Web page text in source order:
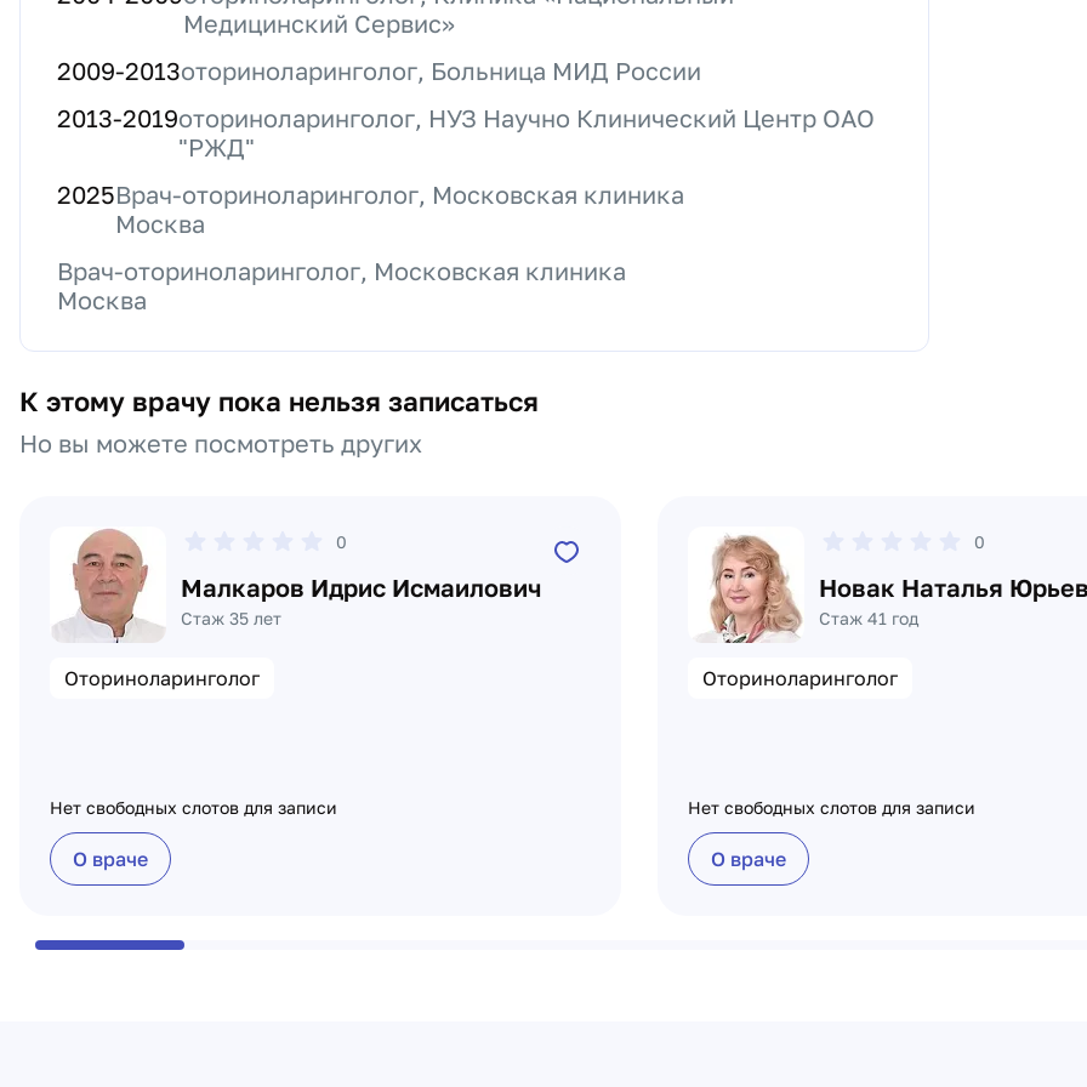
Медицинский Сервис»
2009-2013оториноларинголог, Больница МИД России
2013-2019оториноларинголог, НУЗ Научно Клинический Центр ОАО
"РЖД"
2025Врач-оториноларинголог, Московская клиника
Москва
Врач-оториноларинголог, Московская клиника
Москва
К этому врачу пока нельзя записаться
Но вы можете посмотреть других
0
Малкаров Идрис Исмаилович
Стаж 35 лет
Оториноларинголог
Нет свободных слотов для записи
О враче
0
Новак Наталья
Стаж 41 год
Оториноларинголог
Нет свободных слотов для записи
О враче